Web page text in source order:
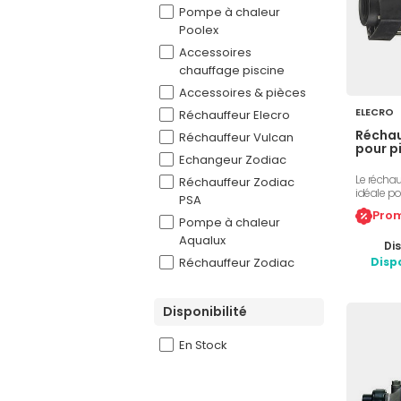
Pompe à chaleur
Poolex
Accessoires
chauffage piscine
Accessoires & pièces
Réchauffeur Elecro
Réchauffeur Vulcan
Echangeur Zodiac
Réchauffeur Zodiac
PSA
Pompe à chaleur
Aqualux
Réchauffeur Zodiac
Disponibilité
En Stock
ELECRO
pour
Le
idéale
hors-sol
l'eau à la
3kW,
4 bars,
sol,